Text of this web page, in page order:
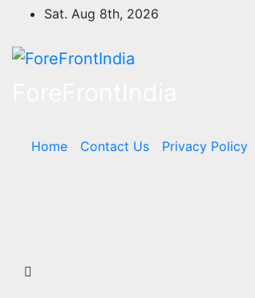
content
Sat. Aug 8th, 2026
Home Contact Us Privacy Policy